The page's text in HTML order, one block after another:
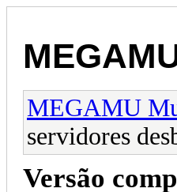
MEGAMU
servidores
Versão